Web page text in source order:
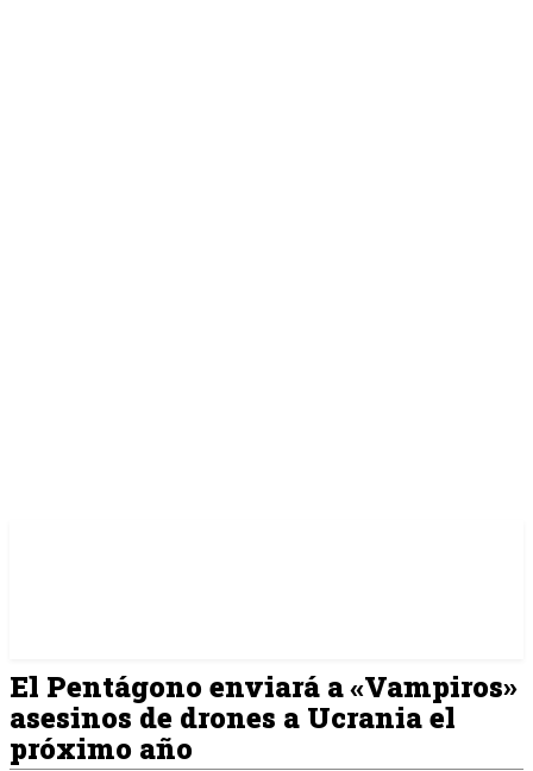
El Pentágono enviará a «Vampiros»
asesinos de drones a Ucrania el
próximo año